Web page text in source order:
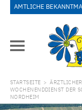
AMTLICHE
STARTSEITE >
WOCHENENDDIENST DER
NORDHEIM